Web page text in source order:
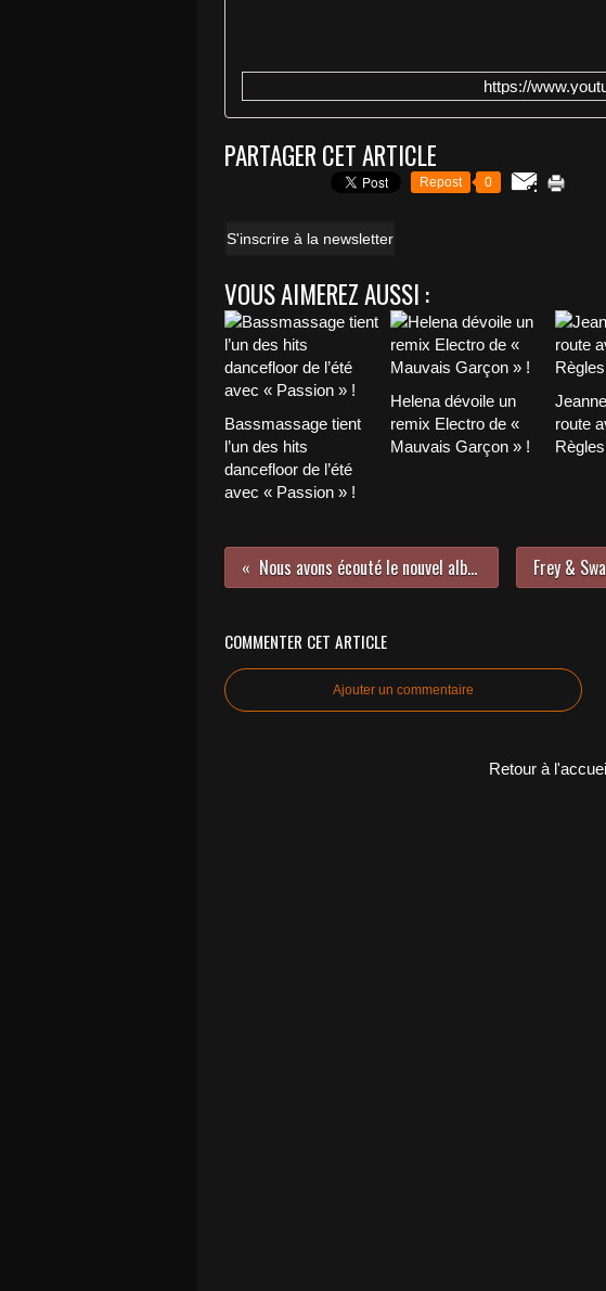
https://
PARTAGER CET ARTICLE
Repost 0
S'inscrire à la newsletter
VOUS AIMEREZ AUSSI :
Bassmassage tient
l’un des hits
dancefloor de l’été
avec « Passion » !
Helena dévoile un
remix Electro de «
Mauvais Garçon » !
route
Nous avons écouté le nouvel album de Fiona Apple !
COMMENTER CET ARTICLE
Ajouter un commentaire
Retour à